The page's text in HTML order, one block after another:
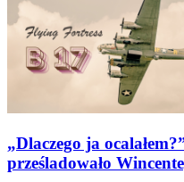
„Dlaczego ja
prześladowało